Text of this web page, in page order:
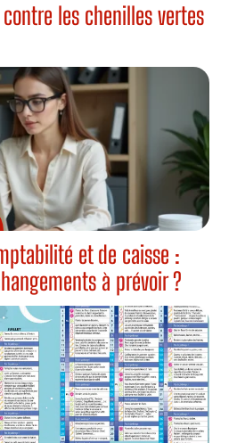
les chenilles vertes
et de caisse :
à prévoir ?